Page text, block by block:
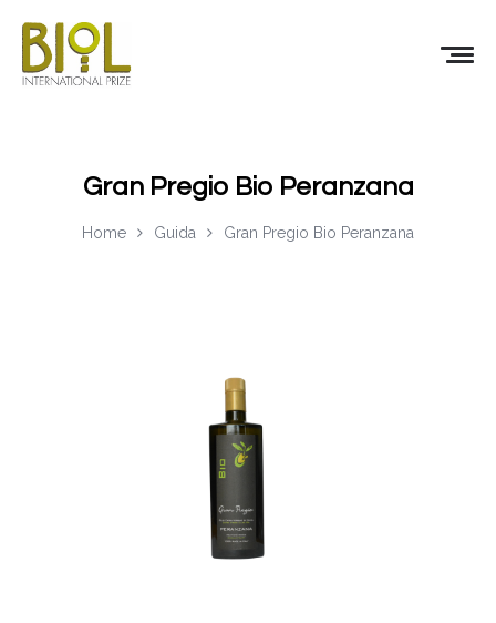
Gran Pregio Bio Peranzana
Home Guida Gran Pregio Bio Peranzana